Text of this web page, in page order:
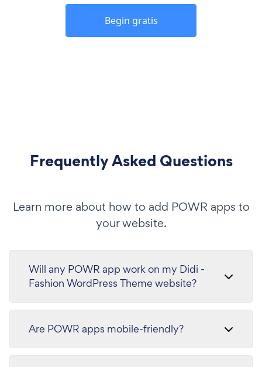
Begin gratis
Frequently Asked Questions
Learn more about how to add POWR apps to
your website.
Will any POWR app work on my Didi -
Fashion WordPress Theme website?
Are POWR apps mobile-friendly?